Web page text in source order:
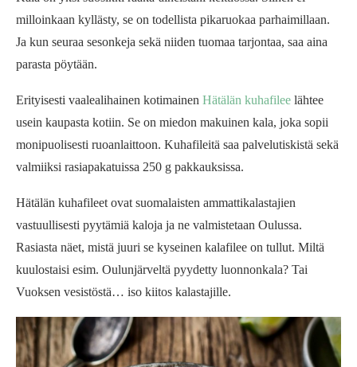
milloinkaan kyllästy, se on todellista pikaruokaa parhaimillaan.
Ja kun seuraa sesonkeja sekä niiden tuomaa tarjontaa, saa aina
parasta pöytään.
Erityisesti vaalealihainen kotimainen Hätälän kuhafilee lähtee
usein kaupasta kotiin. Se on miedon makuinen kala, joka sopii
monipuolisesti ruoanlaittoon. Kuhafileitä saa palvelutiskistä sekä
valmiiksi rasiapakatuissa 250 g pakkauksissa.
Hätälän kuhafileet ovat suomalaisten ammattikalastajien
vastuullisesti pyytämiä kaloja ja ne valmistetaan Oulussa.
Rasiasta näet, mistä juuri se kyseinen kalafilee on tullut. Miltä
kuulostaisi esim. Oulunjärveltä pyydetty luonnonkala? Tai
Vuoksen vesistöstä… iso kiitos kalastajille.